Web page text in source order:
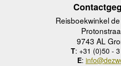
Reisboekwinkel
9743 AL
T: +31 (0)50 -
E: